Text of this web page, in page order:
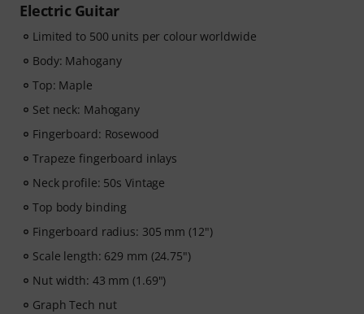
Electric Guitar
Limited to 500 units per colour worldwide
Body: Mahogany
Top: Maple
Set neck: Mahogany
Fingerboard: Rosewood
Trapeze fingerboard inlays
Neck profile: 50s Vintage
Top body binding
Fingerboard radius: 305 mm (12")
Scale length: 629 mm (24.75")
Nut width: 43 mm (1.69")
Graph Tech nut